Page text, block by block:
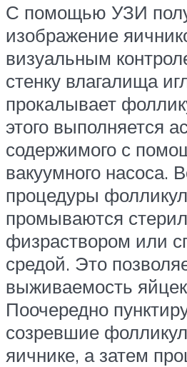
С помощью УЗИ
изображение
визуальным
стенку влагалища
прокалывает
этого выполняется
содержимого с
вакуумного насоса.
процедуры
промываются
физраствором или
средой. Это
выживаемость
Поочередно
созревшие
яичнике, а затем